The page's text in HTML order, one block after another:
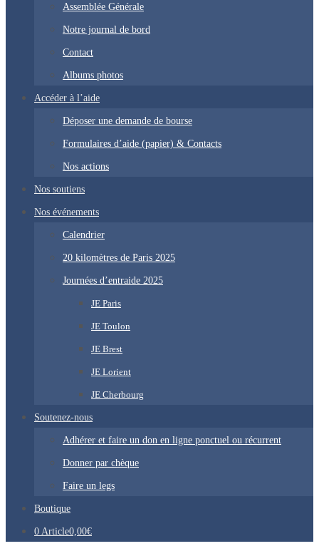
Assemblée Générale
Notre journal de bord
Contact
Albums photos
Accéder à l’aide
Déposer une demande de bourse
Formulaires d’aide (papier) & Contacts
Nos actions
Nos soutiens
Nos événements
Calendrier
20 kilomètres de Paris 2025
Journées d’entraide 2025
JE Paris
JE Toulon
JE Brest
JE Lorient
JE Cherbourg
Soutenez-nous
Adhérer et faire un don en ligne ponctuel ou récurrent
Donner par chèque
Faire un legs
Boutique
0 Article0,00€